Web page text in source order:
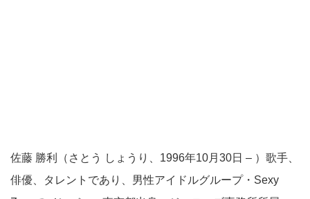
佐藤 勝利（さとう しょうり、1996年10月30日 – ）歌手、
俳優、タレントであり、男性アイドルグループ・Sexy